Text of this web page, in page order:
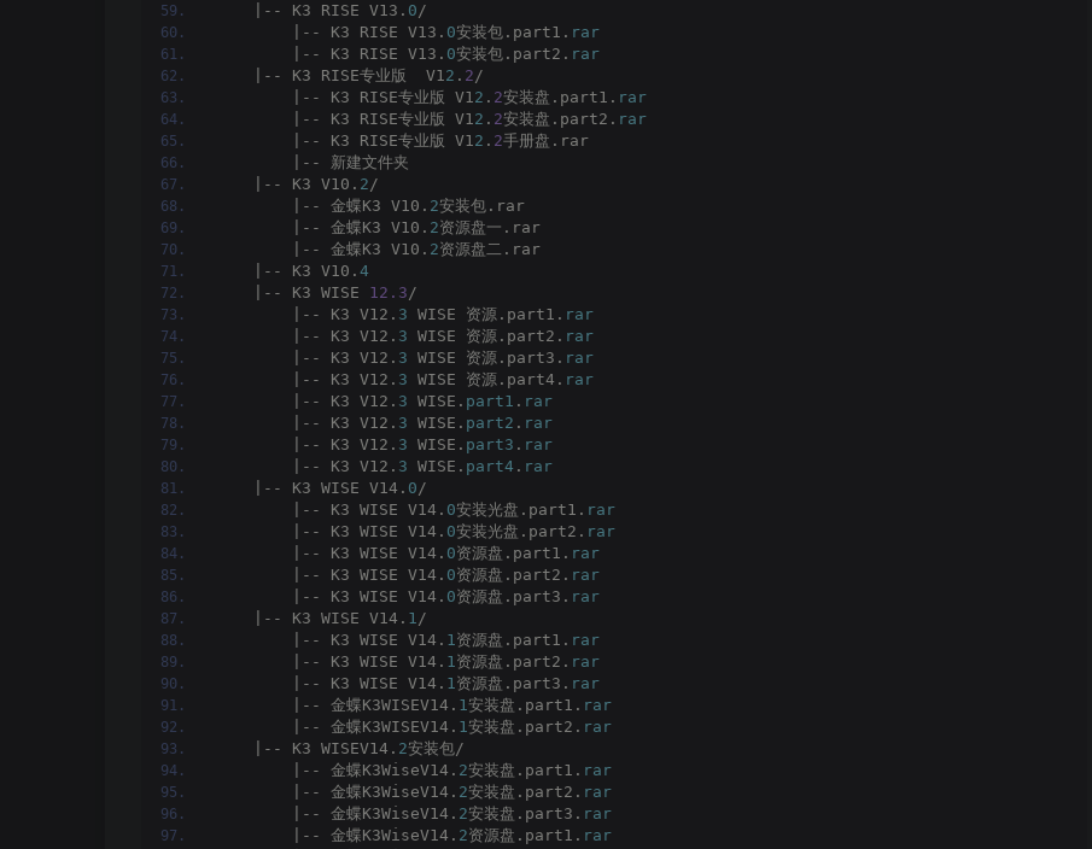
    |-- K3 RISE V13.
0 /
        |-- K3 RISE V13.
0安装包.part1. rar
        |-- K3 RISE V13.
0安装包.part2. rar
    |-- K3 RISE专业版  V1
2 . 2 /
        |-- K3 RISE专业版 V1
2 . 2安装盘.part1. rar
        |-- K3 RISE专业版 V1
2 . 2安装盘.part2. rar
        |-- K3 RISE专业版 V1
2 . 2手册盘.rar
        |-- 新建文件夹
    |-- K3 V10.
2 /
        |-- 金蝶K3 V10.
2安装包.rar
        |-- 金蝶K3 V10.
2资源盘一.rar
        |-- 金蝶K3 V10.
2资源盘二.rar
    |-- K3 V10.
4
    |-- K3 WISE
12.3 /
        |-- K3 V12.
3 WISE 资源.part1. rar
        |-- K3 V12.
3 WISE 资源.part2. rar
        |-- K3 V12.
3 WISE 资源.part3. rar
        |-- K3 V12.
3 WISE 资源.part4. rar
        |-- K3 V12.
3 WISE. part1 . rar
        |-- K3 V12.
3 WISE. part2 . rar
        |-- K3 V12.
3 WISE. part3 . rar
        |-- K3 V12.
3 WISE. part4 . rar
    |-- K3 WISE V14.
0 /
        |-- K3 WISE V14.
0安装光盘.part1. rar
        |-- K3 WISE V14.
0安装光盘.part2. rar
        |-- K3 WISE V14.
0资源盘.part1. rar
        |-- K3 WISE V14.
0资源盘.part2. rar
        |-- K3 WISE V14.
0资源盘.part3. rar
    |-- K3 WISE V14.
1 /
        |-- K3 WISE V14.
1资源盘.part1. rar
        |-- K3 WISE V14.
1资源盘.part2. rar
        |-- K3 WISE V14.
1资源盘.part3. rar
        |-- 金蝶K3WISEV14.
1安装盘.part1. rar
        |-- 金蝶K3WISEV14.
1安装盘.part2. rar
    |-- K3 WISEV14.
2安装包/
        |-- 金蝶K3WiseV14.
2安装盘.part1. rar
        |-- 金蝶K3WiseV14.
2安装盘.part2. rar
        |-- 金蝶K3WiseV14.
2安装盘.part3. rar
        |-- 金蝶K3WiseV14.
2资源盘.part1. rar